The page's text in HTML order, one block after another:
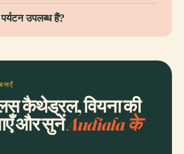
पर्यटन उपलब्ध हैं?
कैथेड्रल, वियना की
और सुनेंAudiala के